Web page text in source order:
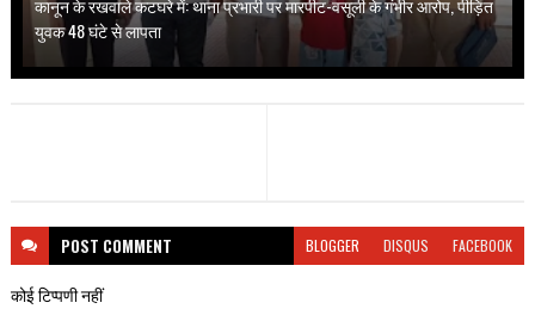
कानून के रखवाले कटघरे में: थाना प्रभारी पर मारपीट-वसूली के गंभीर आरोप, पीड़ित
युवक 48 घंटे से लापता
POST COMMENT BLOGGER DISQUS FACEBOOK
कोई टिप्पणी नहीं